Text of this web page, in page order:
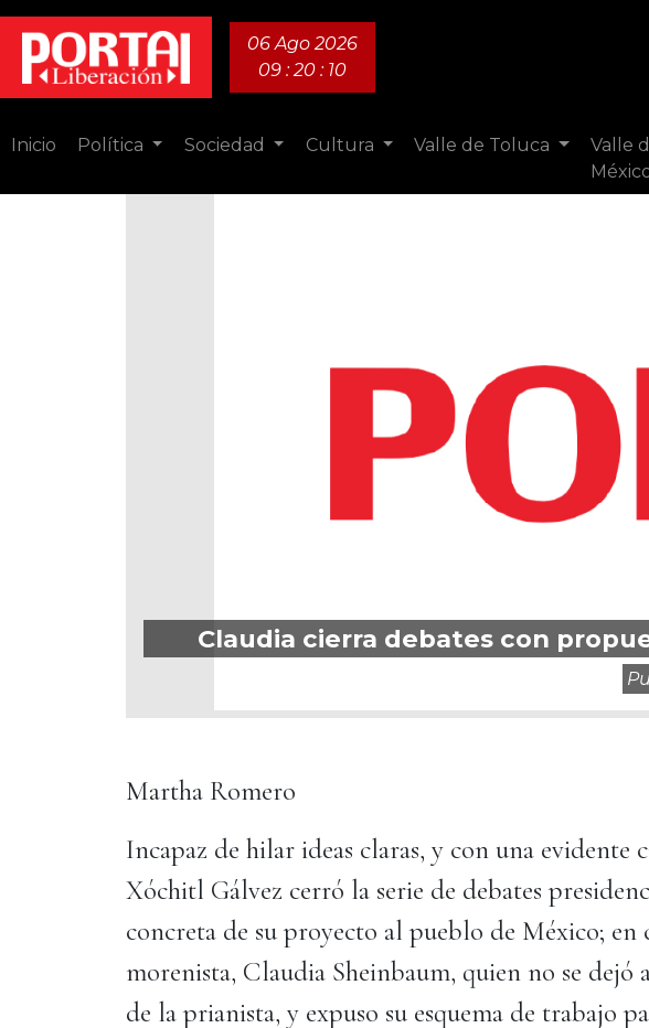
06 Ago 2026
09 : 20 : 11
Inicio Política Sociedad Cultura Valle de Toluca
Valle
Claudia cierra debates con
Martha Romero
Incapaz de hilar ideas claras, y con una evidente
Xóchitl Gálvez cerró la serie de debates
concreta de su proyecto al pueblo de México; en
morenista, Claudia Sheinbaum, quien no se dejó
de la prianista, y expuso su esquema de trabajo